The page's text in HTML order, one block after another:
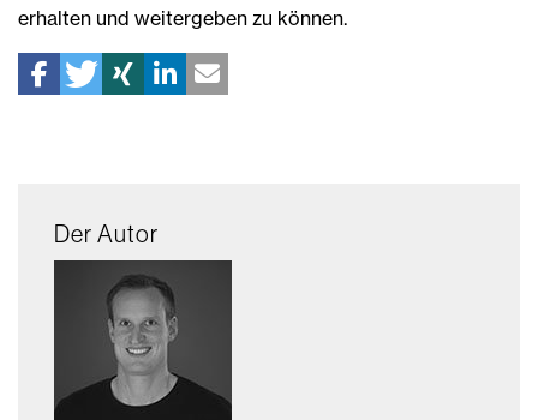
erhalten und weitergeben zu können.
Der Autor